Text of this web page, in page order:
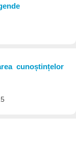
cunoștințelor